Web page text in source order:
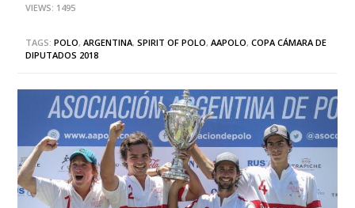
VIEWS: 1495
TAGS:POLO,ARGENTINA,SPIRIT OF POLO,AAPOLO,COPA CÁMARA DE
DIPUTADOS 2018